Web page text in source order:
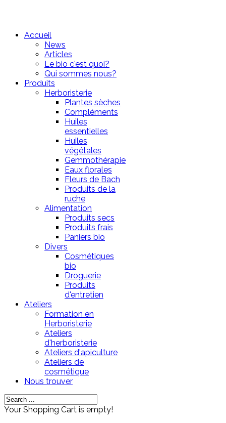
Accueil
News
Articles
Le bio c'est quoi?
Qui sommes nous?
Produits
Herboristerie
Plantes sèches
Compléments
Huiles
essentielles
Huiles
végétales
Gemmothérapie
Eaux florales
Fleurs de Bach
Produits de la
ruche
Alimentation
Produits secs
Produits frais
Paniers bio
Divers
Cosmétiques
bio
Droguerie
Produits
d'entretien
Ateliers
Formation en
Herboristerie
Ateliers
d'herboristerie
Ateliers d'apiculture
Ateliers de
cosmétique
Nous trouver
Your Shopping Cart is empty!